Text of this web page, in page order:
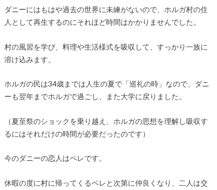
ダニーにはもはや過去の世界に未練がないので、ホルガ村の住
人として再生するのにそれほど時間はかかりませんでした。
村の風習を学び、料理や生活様式を吸収して、すっかり一族に
溶け込みます。
ホルガの民は34歳までは人生の夏で「巡礼の時」なので、ダニ
ーも翌年までホルガで過ごし、また大学に戻りました。
（夏至祭のショックを乗り越え、ホルガの思想を理解し吸収す
るにはそれだけの時間が必要だったのです）
今のダニーの恋人はペレです。
休暇の度に村に帰ってくるペレと次第に仲良くなり、二人は交